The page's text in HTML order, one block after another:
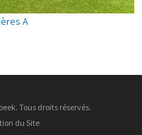
A
Tous droits réservés.
du Site